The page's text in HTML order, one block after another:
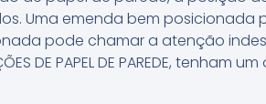
Uma emenda bem
pode chamar a atenção
DE PAPEL DE PAREDE,